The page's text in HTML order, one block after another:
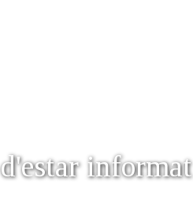
informat